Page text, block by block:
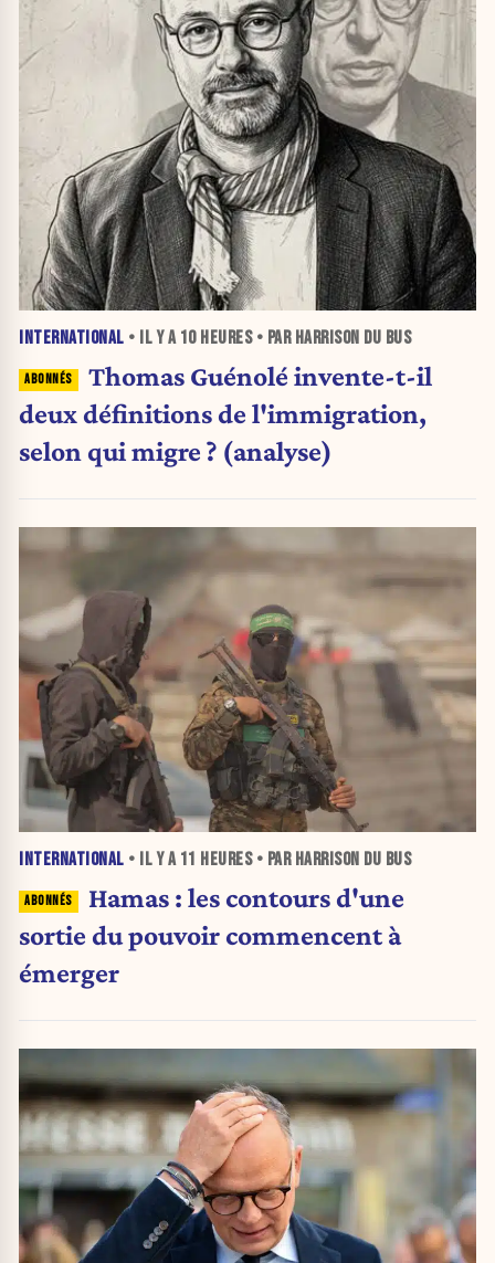
INTERNATIONAL • IL Y A 10 HEURES• PAR HARRISON DU BUS
Thomas Guénolé invente-t-il
deux définitions de l'immigration,
selon qui migre ? (analyse)
INTERNATIONAL • IL Y A 11 HEURES• PAR HARRISON DU BUS
Hamas : les contours d'une
sortie du pouvoir commencent à
émerger